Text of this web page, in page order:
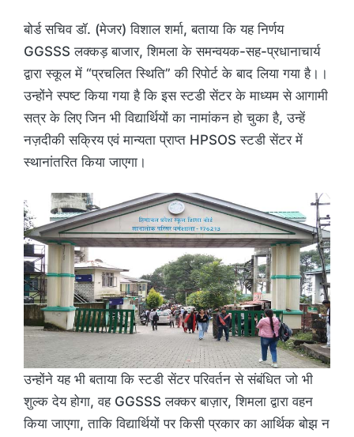
बोर्ड सचिव डॉ. (मेजर) विशाल शर्मा, बताया कि यह निर्णय
GGSSS लक्कड़ बाजार, शिमला के समन्वयक-सह-प्रधानाचार्य
द्वारा स्कूल में “प्रचलित स्थिति” की रिपोर्ट के बाद लिया गया है।।
उन्होंने स्पष्ट किया गया है कि इस स्टडी सेंटर के माध्यम से आगामी
सत्र के लिए जिन भी विद्यार्थियों का नामांकन हो चुका है, उन्हें
नज़दीकी सक्रिय एवं मान्यता प्राप्त HPSOS स्टडी सेंटर में
स्थानांतरित किया जाएगा।
उन्होंने यह भी बताया कि स्टडी सेंटर परिवर्तन से संबंधित जो भी
शुल्क देय होगा, वह GGSSS लक्‍कर बाज़ार, शिमला द्वारा वहन
किया जाएगा, ताकि विद्यार्थियों पर किसी प्रकार का आर्थिक बोझ न